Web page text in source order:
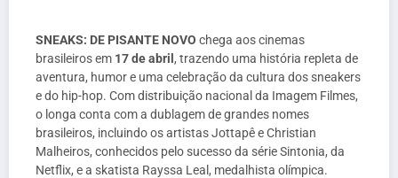
SNEAKS: DE PISANTE NOVO chega aos cinemas
brasileiros em 17 de abril, trazendo uma história repleta de
aventura, humor e uma celebração da cultura dos sneakers
e do hip-hop. Com distribuição nacional da Imagem Filmes,
o longa conta com a dublagem de grandes nomes
brasileiros, incluindo os artistas Jottapê e Christian
Malheiros, conhecidos pelo sucesso da série Sintonia, da
Netflix, e a skatista Rayssa Leal, medalhista olímpica.